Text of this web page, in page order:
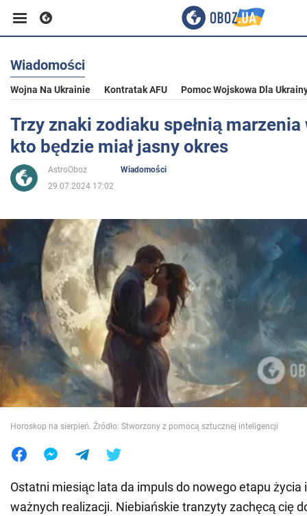
Biznes
Sport
Rozrywka
Polityka
Społeczeństwo
Wojna na Ukrainie
Świat
Jedzenie
Wiadomości
Wojna Na Ukrainie Kontratak AFU Pomoc Wojskowa Dla
Trzy znaki zodiaku spełnią
kto będzie miał jasny okres
AstroOboz
Wiadomości
29.07.2024 17:02
Horoskop na sierpień. Źródło: Stworzony z pomocą sztucznej inteligencji
Ostatni miesiąc lata da impuls do nowego etapu życia
ważnych realizacji. Niebiańskie tranzyty zachęcą cię